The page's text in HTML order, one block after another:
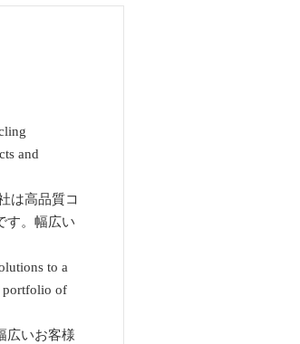
and
は高品質コ
す。幅広い
to a
portfolio of
広いお客様